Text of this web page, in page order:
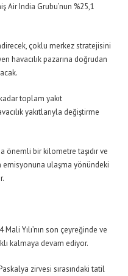
Air India Grubu’nun %25,1
çoklu merkez stratejisini
havacılık pazarına doğrudan
toplam yakıt
yakıtlarıyla değiştirme
önemli bir kilometre taşıdır ve
emisyonuna ulaşma yönündeki
Yılı’nın son çeyreğinde ve
kalmaya devam ediyor.
zirvesi sırasındaki tatil